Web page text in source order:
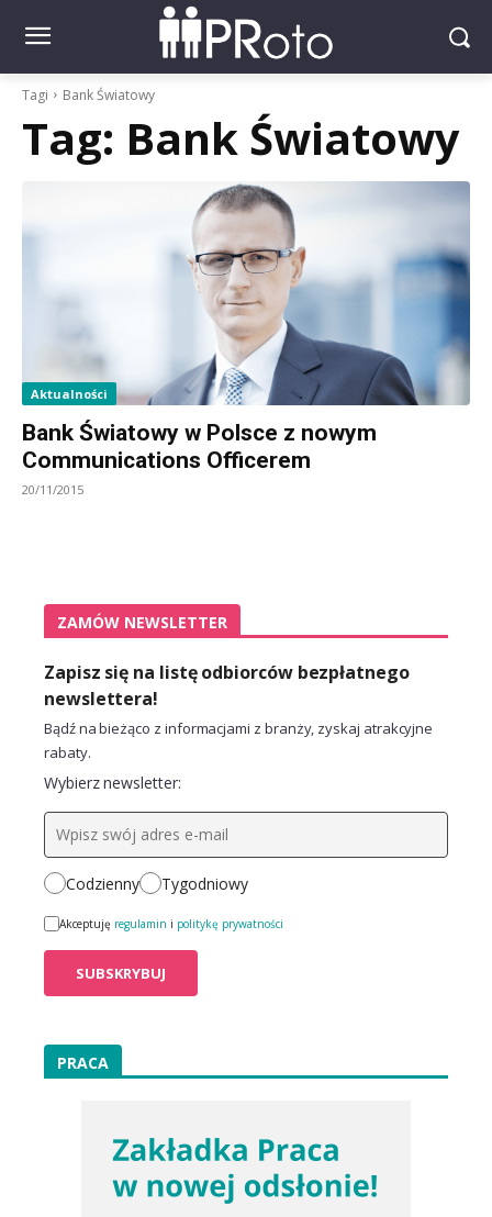
Tagi Bank Światowy
Tag: Bank Światowy
Aktualności
Bank Światowy w Polsce z nowym
Communications Officerem
20/11/2015
ZAMÓW NEWSLETTER
Zapisz się na listę odbiorców bezpłatnego
newslettera!
Bądź na bieżąco z informacjami z branży, zyskaj atrakcyjne
rabaty.
Wybierz newsletter:
Codzienny Tygodniowy
Akceptuję regulamin i politykę prywatności
PRACA